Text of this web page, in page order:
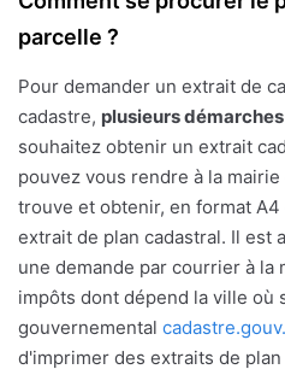
parcelle ?
Pour demander un extrait de
cadastre, plusieurs
souhaitez obtenir un extrait
pouvez vous rendre à la
trouve et obtenir, en format
extrait de plan cadastral. Il est
une demande par courrier à la
impôts dont dépend la ville où
gouvernemental
d'imprimer des extraits de